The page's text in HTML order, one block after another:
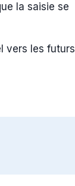
la saisie se
vers les futurs